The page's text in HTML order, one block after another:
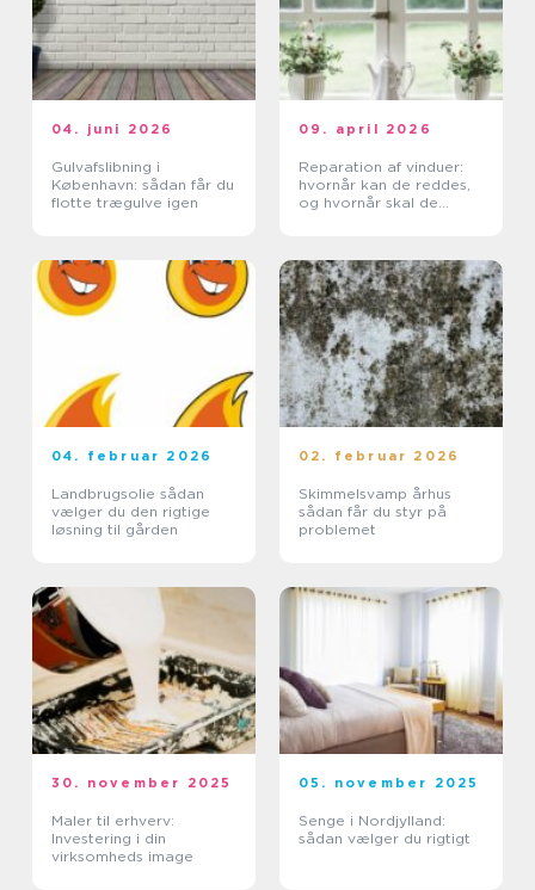
04. juni 2026
Gulvafslibning i
København: sådan får du
flotte trægulve igen
09. april 2026
Reparation af vinduer:
hvornår kan de reddes,
og hvornår skal de
04. februar 2026
Landbrugsolie sådan
vælger du den rigtige
løsning til gården
02. februar 2026
Skimmelsvamp århus
sådan får du styr på
problemet
30. november 2025
Maler til erhverv:
Investering i din
virksomheds image
05. november 2025
Senge i Nordjylland:
sådan vælger du rigtigt